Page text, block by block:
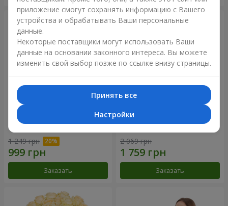
Букет "Времена года"
1 249 грн
Заказать
Букет из 21 кремовой розы
2 069 грн
Заказать
приложение смогут сохранять информацию с Вашего
устройства и обрабатывать Ваши персональные
данные.
Некоторые поставщики могут использовать Ваши
данные на основании законного интереса. Вы можете
изменить свой выбор позже по ссылке внизу страницы.
Принять все
Настройки